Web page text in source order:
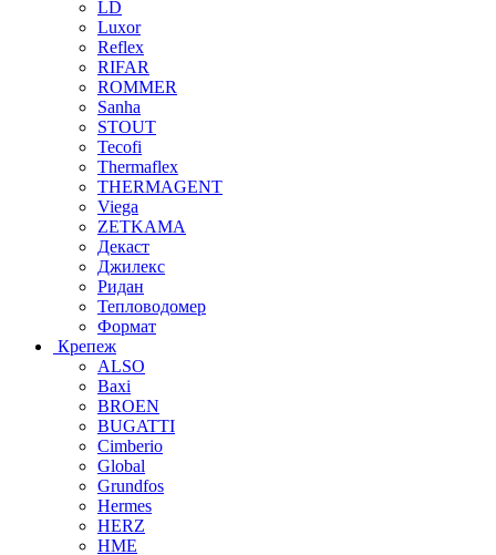
LD
Luxor
Reflex
RIFAR
ROMMER
Sanha
STOUT
Tecofi
Thermaflex
THERMAGENT
Viega
ZETKAMA
Декаст
Джилекс
Ридан
Тепловодомер
Формат
Крепеж
ALSO
Baxi
BROEN
BUGATTI
Cimberio
Global
Grundfos
Hermes
HERZ
HME